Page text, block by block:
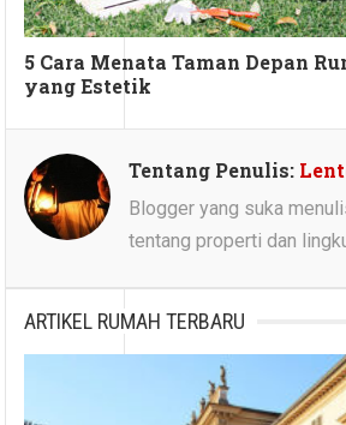
5 Cara Menata Taman Depan
yang Estetik
Tentang Penulis:
Blogger yang suka
tentang properti dan
ARTIKEL RUMAH TERBARU